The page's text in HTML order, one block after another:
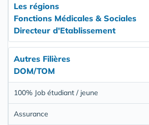
Les régions
Fonctions Médicales & Sociales
Directeur d'Etablissement
Autres Filières
DOM/TOM
100% Job étudiant / jeune
Assurance